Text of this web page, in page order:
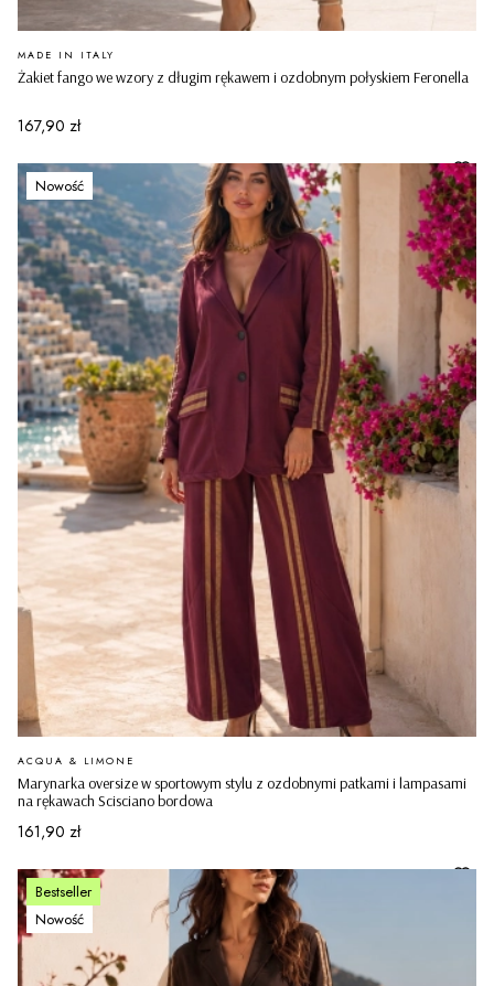
Żakiet fango we wzory z długim rękawem i ozdobnym połyskiem Feronella
PRODUCENT
MADE IN ITALY
Cena
167,90 zł
Nowość
Marynarka oversize w sportowym stylu z ozdobnymi patkami i lampasami
na rękawach Scisciano bordowa
PRODUCENT
ACQUA & LIMONE
Cena
161,90 zł
Bestseller
Nowość